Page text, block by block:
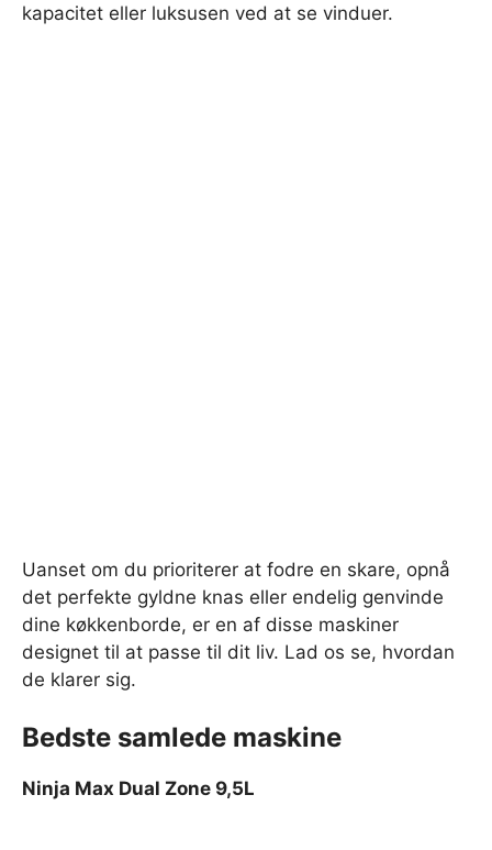
kapacitet eller luksusen ved at se vinduer.
Uanset om du prioriterer at fodre en skare, opnå
det perfekte gyldne knas eller endelig genvinde
dine køkkenborde, er en af ​​disse maskiner
designet til at passe til dit liv. Lad os se, hvordan
de klarer sig.
Bedste samlede maskine
Ninja Max Dual Zone 9,5L